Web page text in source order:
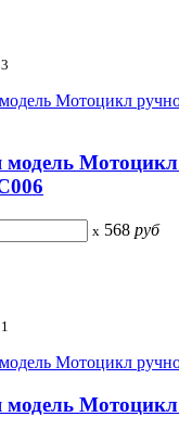
модель
x 568 руб
модель